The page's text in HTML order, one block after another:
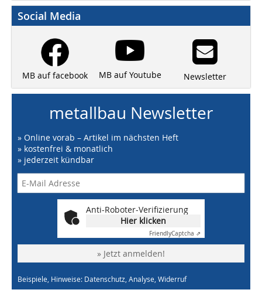
Social Media
MB auf facebook MB auf Youtube Newsletter
metallbau Newsletter
» Online vorab – Artikel im nächsten Heft
» kostenfrei & monatlich
» jederzeit kündbar
Anti-Roboter-Verifizierung
Hier klicken
FriendlyCaptcha ⇗
» Jetzt anmelden!
Beispiele, Hinweise: Datenschutz, Analyse, Widerruf